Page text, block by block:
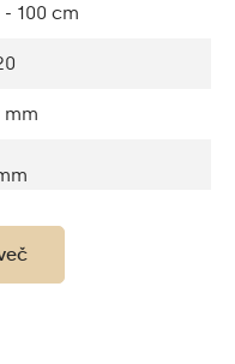
- 100 cm
mm
bela 1020lm /